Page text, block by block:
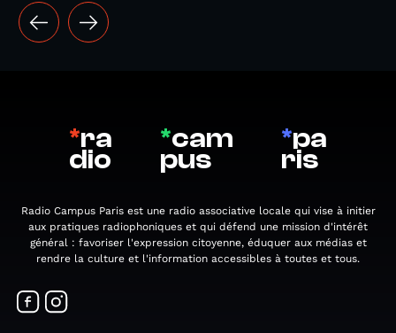
*ra
dio
*cam
pus
*pa
ris
Radio Campus Paris est une radio associative locale qui vise à initier
aux pratiques radiophoniques et qui défend une mission d'intérêt
général : favoriser l'expression citoyenne, éduquer aux médias et
rendre la culture et l'information accessibles à toutes et tous.